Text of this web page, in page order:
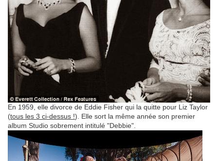
En 1959, elle divorce de Eddie Fisher qui la quitte pour Liz Taylor
(tous les 3 ci-dessus !). Elle sort la même année son premier
album Studio sobrement intitulé "Debbie".